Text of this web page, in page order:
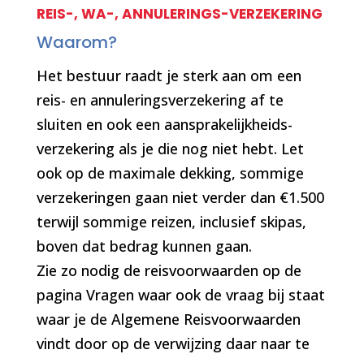
REIS-, WA-, ANNULERINGS-VERZEKERING
Waarom?
Het bestuur raadt je sterk aan om een
reis- en annuleringsverzekering af te
sluiten en ook een aansprakelijkheids-
verzekering als je die nog niet hebt. Let
ook op de maximale dekking, sommige
verzekeringen gaan niet verder dan €1.500
terwijl sommige reizen, inclusief skipas,
boven dat bedrag kunnen gaan.
Zie zo nodig de reisvoorwaarden op de
pagina Vragen waar ook de vraag bij staat
waar je de Algemene Reisvoorwaarden
vindt door op de verwijzing daar naar te